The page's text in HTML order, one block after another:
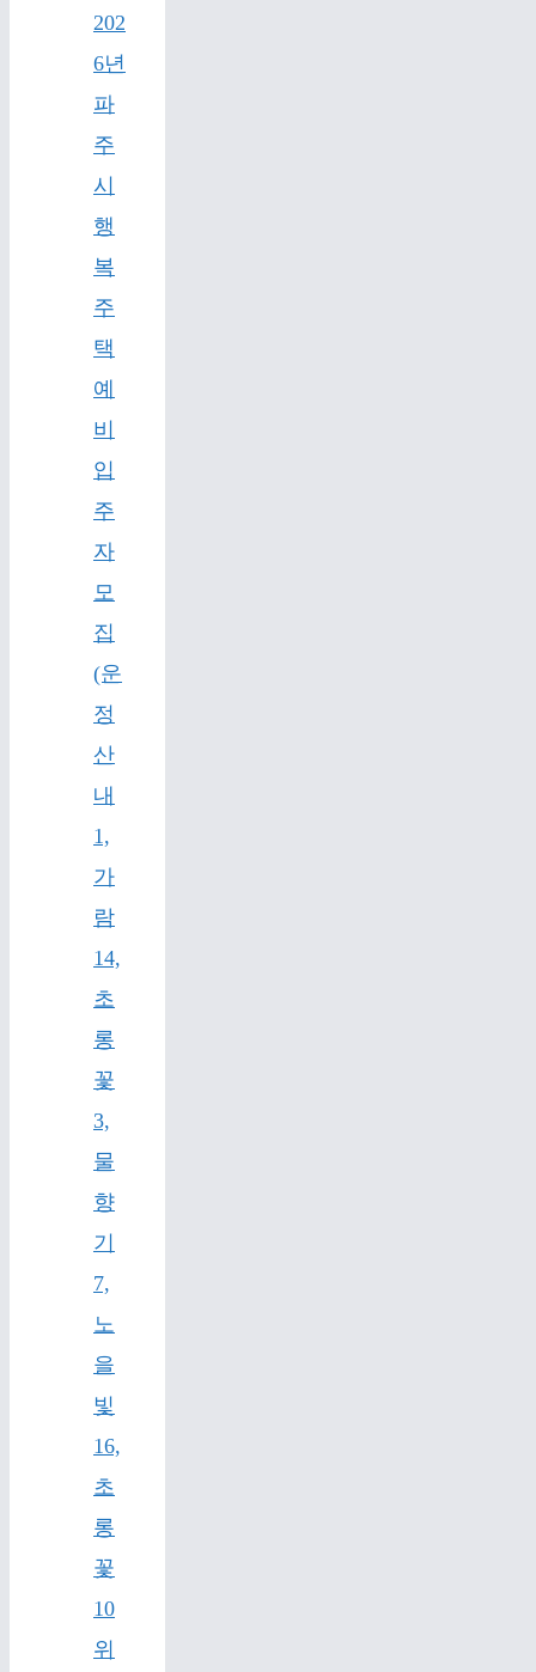
202
6년
파
주
시
행
복
주
택
예
비
입
주
자
모
집
(운
정
산
내
1,
가
람
14,
초
롱
꽃
3,
물
향
기
7,
노
을
빛
16,
초
롱
꽃
10
위